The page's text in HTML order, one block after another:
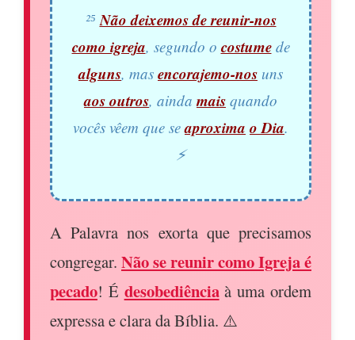
²⁵Não deixemos de reunir-nos
como igreja, segundo o costumede
alguns, mas encorajemo-nos uns
aos outros, aindamais quando
vocês vêem que seaproxima o Dia.
⚡
A Palavra nos exorta que precisamos
congregar. Não se reunir como Igreja é
pecado! É desobediênciaà uma ordem
expressa e clara da Bíblia. ⚠️